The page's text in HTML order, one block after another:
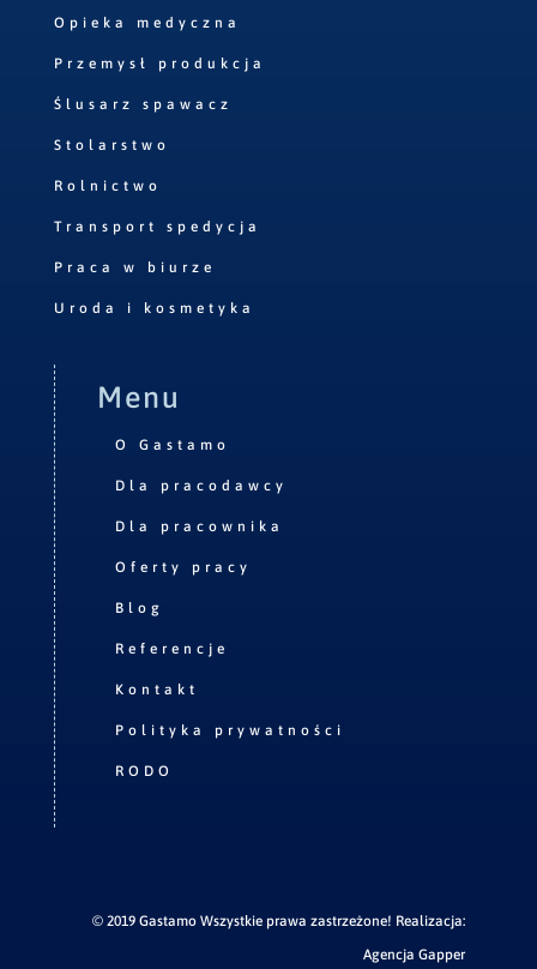
Opieka medyczna
Przemysł produkcja
Ślusarz spawacz
Stolarstwo
Rolnictwo
Transport spedycja
Praca w biurze
Uroda i kosmetyka
Menu
O Gastamo
Dla pracodawcy
Dla pracownika
Oferty pracy
Blog
Referencje
Kontakt
Polityka prywatności
RODO
© 2019 Gastamo Wszystkie prawa zastrzeżone! Realizacja:
Agencja Gapper